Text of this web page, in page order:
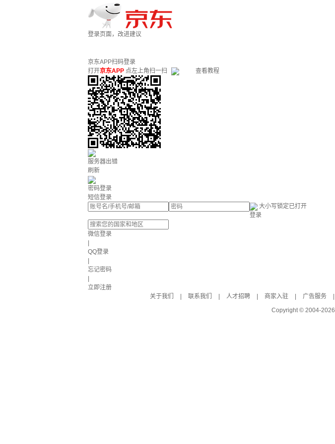
登录页面，改进建议
京东APP扫码登录
打开京东APP 点左上角扫一扫 查看教程
服务器出错
刷新
密码登录
短信登录
大小写锁定已打开
登录
微信登录
QQ登录
忘记密码
立即注册
关于我们
联系我们 人才招聘 商家入驻 广告服务
Copyright © 2004-2026